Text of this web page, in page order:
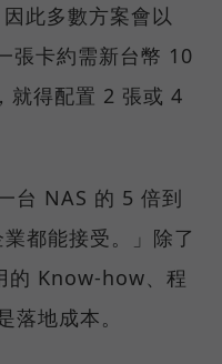
此多數方案會以
張卡約需新台幣 10
就得配置 2 張或 4
台 NAS 的 5 倍到
都能接受。」除了
的 Know-how、程
落地成本。